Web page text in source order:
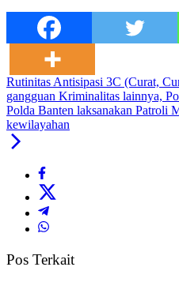
Rutinitas Antisipasi 3C (Curat,
gangguan Kriminalitas lainnya,
Polda Banten laksanakan Patroli
kewilayahan
Pos Terkait